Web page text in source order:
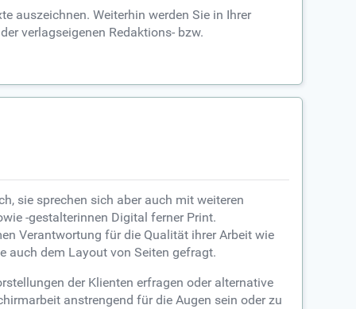
auszeichnen. Weiterhin werden Sie in Ihrer
verlagseigenen Redaktions- bzw.
sie sprechen sich aber auch mit weiteren
-gestalterinnen Digital ferner Print.
Verantwortung für die Qualität ihrer Arbeit wie
auch dem Layout von Seiten gefragt.
der Klienten erfragen oder alternative
anstrengend für die Augen sein oder zu